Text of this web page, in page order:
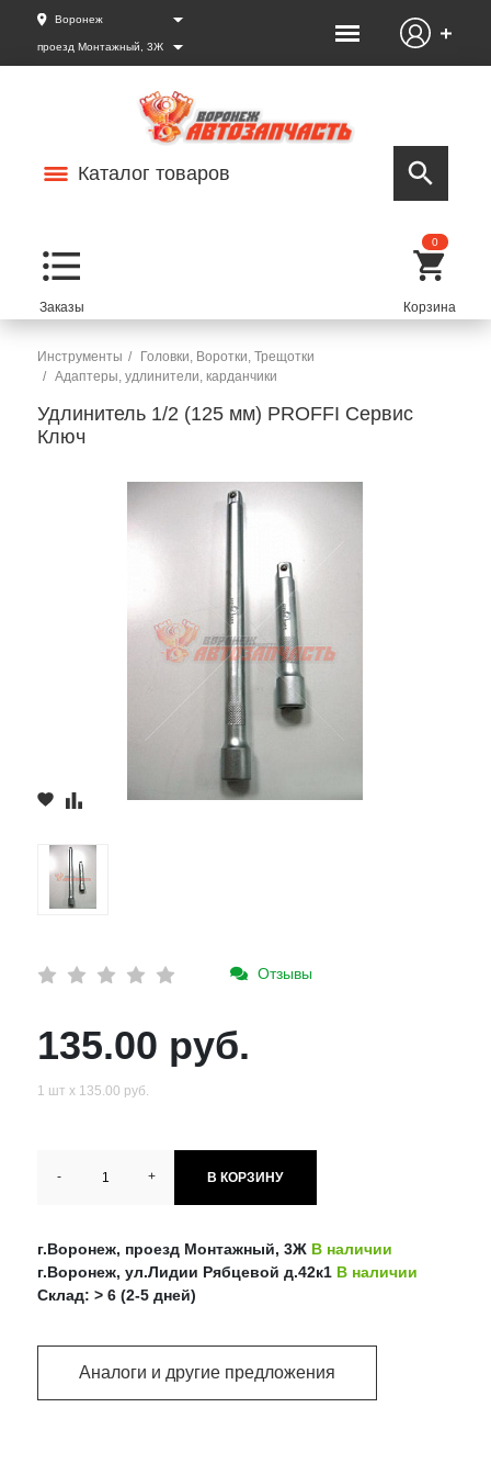
Воронеж
проезд Монтажный, 3Ж
Каталог товаров
0
Инструменты
Головки, Воротки, Трещотки
Адаптеры, удлинители, карданчики
Удлинитель 1/2 (125 мм) PROFFI Сервис
Ключ
Отзывы
135.00 руб.
1 шт х 135.00 руб.
- + В КОРЗИНУ
г.Воронеж, проезд Монтажный, 3Ж В наличии
г.Воронеж, ул.Лидии Рябцевой д.42к1 В наличии
Склад: > 6 (2-5 дней)
Аналоги и другие предложения